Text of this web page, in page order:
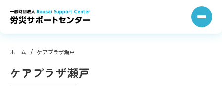
ホーム ケアプラザ瀬戸
ケアプラザ瀬戸